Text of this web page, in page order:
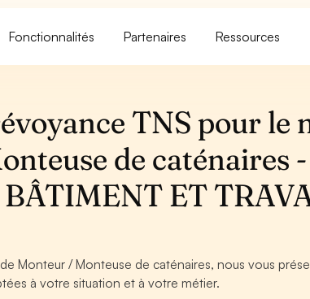
Fonctionnalités Partenaires Ressources
TNS pour le
de caténaires -
ET
Monteur / Monteuse de caténaires, nous vous
à votre situation et à votre métier.